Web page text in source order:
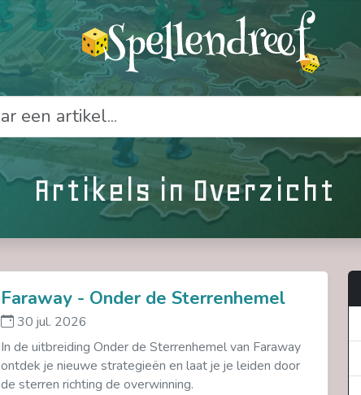
Artikels in Overzicht
Faraway - Onder de Sterrenhemel
30 jul. 2026
In de uitbreiding Onder de Sterrenhemel van Faraway
ontdek je nieuwe strategieën en laat je je leiden door
de sterren richting de overwinning.